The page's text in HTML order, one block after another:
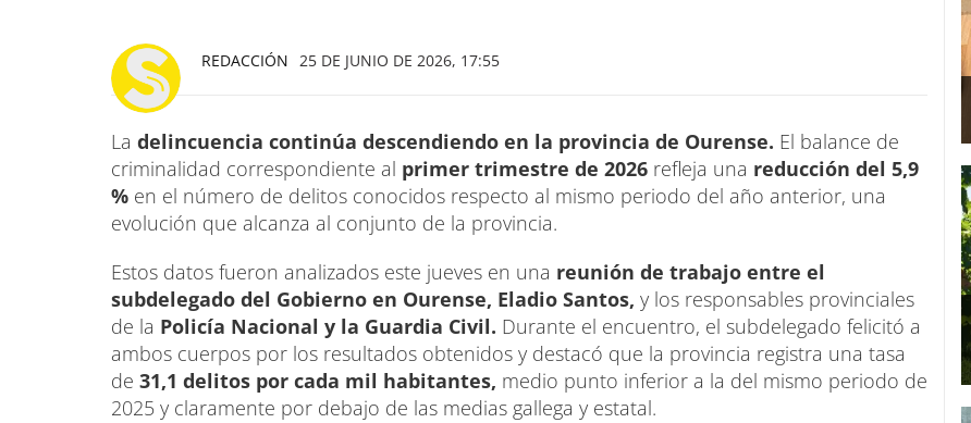
REDACCIÓN 25 DE JUNIO DE 2026, 17:55
La delincuencia continúa descendiendo en la provincia de Ourense. El balance de
criminalidad correspondiente al primer trimestre de 2026 refleja una reducción del 5,9
% en el número de delitos conocidos respecto al mismo periodo del año anterior, una
evolución que alcanza al conjunto de la provincia.
Estos datos fueron analizados este jueves en una reunión de trabajo entre el
subdelegado del Gobierno en Ourense, Eladio Santos, y los responsables provinciales
de la Policía Nacional y la Guardia Civil. Durante el encuentro, el subdelegado felicitó a
ambos cuerpos por los resultados obtenidos y destacó que la provincia registra una tasa
de 31,1 delitos por cada mil habitantes, medio punto inferior a la del mismo periodo de
2025 y claramente por debajo de las medias gallega y estatal.